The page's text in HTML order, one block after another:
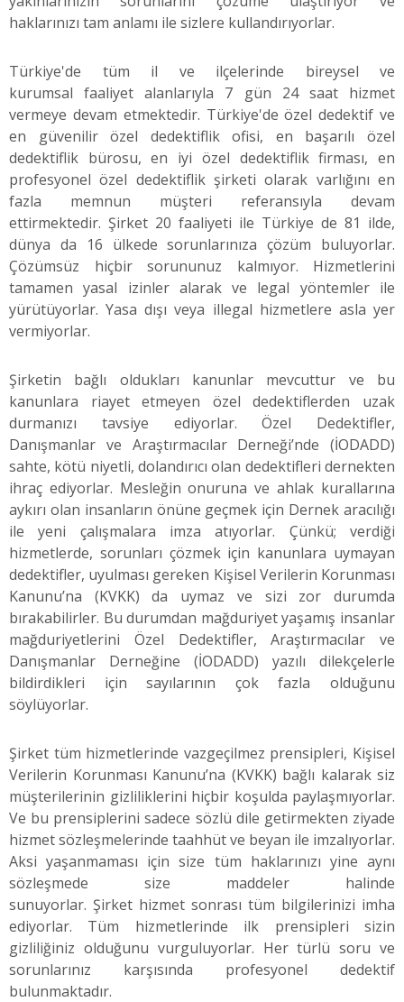
haklarınızı tam anlamı ile sizlere kullandırıyorlar.
Türkiye'de tüm il ve ilçelerinde bireysel ve
kurumsal faaliyet alanlarıyla 7 gün 24 saat hizmet
vermeye devam etmektedir. Türkiye'de özel dedektif ve
en güvenilir özel dedektiflik ofisi, en başarılı özel
dedektiflik bürosu, en iyi özel dedektiflik firması, en
profesyonel özel dedektiflik şirketi olarak varlığını en
fazla memnun müşteri referansıyla devam
ettirmektedir. Şirket 20 faaliyeti ile Türkiye de 81 ilde,
dünya da 16 ülkede sorunlarınıza çözüm buluyorlar.
Çözümsüz hiçbir sorununuz kalmıyor. Hizmetlerini
tamamen yasal izinler alarak ve legal yöntemler ile
yürütüyorlar. Yasa dışı veya illegal hizmetlere asla yer
vermiyorlar.
Şirketin bağlı oldukları kanunlar mevcuttur ve bu
kanunlara riayet etmeyen özel dedektiflerden uzak
durmanızı tavsiye ediyorlar. Özel Dedektifler,
Danışmanlar ve Araştırmacılar Derneği’nde (İODADD)
sahte, kötü niyetli, dolandırıcı olan dedektifleri dernekten
ihraç ediyorlar. Mesleğin onuruna ve ahlak kurallarına
aykırı olan insanların önüne geçmek için Dernek aracılığı
ile yeni çalışmalara imza atıyorlar. Çünkü; verdiği
hizmetlerde, sorunları çözmek için kanunlara uymayan
dedektifler, uyulması gereken Kişisel Verilerin Korunması
Kanunu’na (KVKK) da uymaz ve sizi zor durumda
bırakabilirler. Bu durumdan mağduriyet yaşamış insanlar
mağduriyetlerini Özel Dedektifler, Araştırmacılar ve
Danışmanlar Derneğine (İODADD) yazılı dilekçelerle
bildirdikleri için sayılarının çok fazla olduğunu
söylüyorlar.
Şirket tüm hizmetlerinde vazgeçilmez prensipleri, Kişisel
Verilerin Korunması Kanunu’na (KVKK) bağlı kalarak siz
müşterilerinin gizliliklerini hiçbir koşulda paylaşmıyorlar.
Ve bu prensiplerini sadece sözlü dile getirmekten ziyade
hizmet sözleşmelerinde taahhüt ve beyan ile imzalıyorlar.
Aksi yaşanmaması için size tüm haklarınızı yine aynı
sözleşmede size maddeler halinde
sunuyorlar. Şirket hizmet sonrası tüm bilgilerinizi imha
ediyorlar. Tüm hizmetlerinde ilk prensipleri sizin
gizliliğiniz olduğunu vurguluyorlar. Her türlü soru ve
sorunlarınız karşısında profesyonel dedektif
bulunmaktadır.